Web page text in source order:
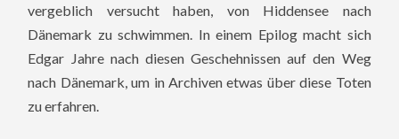
vergeblich versucht haben, von Hiddensee nach
Dänemark zu schwimmen. In einem Epilog macht sich
Edgar Jahre nach diesen Geschehnissen auf den Weg
nach Dänemark, um in Archiven etwas über diese Toten
zu erfahren.